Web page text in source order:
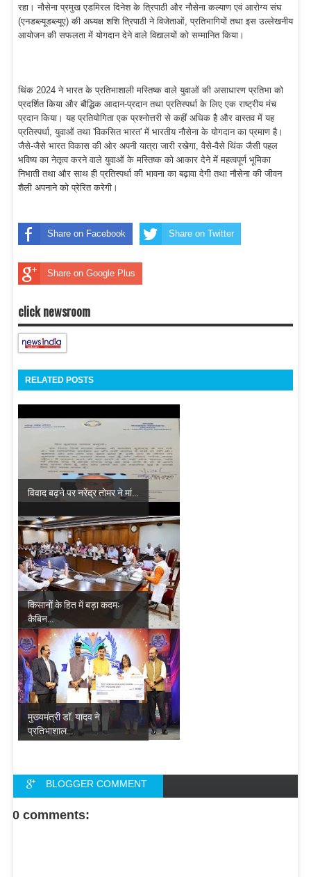
रहा। नौसेना प्रमुख एडमिरल दिनेश के त्रिपाठी और नौसेना कल्याण एवं आरोग्य संघ
(एनडब्ल्यूडब्ल्यूए) की अध्यक्ष शशि त्रिपाठी ने विजेताओं, प्रतिभागियों तथा इस उल्लेखनीय
आयोजन की सफलता में योगदान देने वाले विद्यालयों को सम्मानित किया।
थिंक 2024 ने भारत के प्रतिभाशाली मस्तिष्क वाले युवाओं की असाधारण प्रतिभा को
प्रदर्शित किया और बौद्धिक आदान-प्रदान तथा प्रतिस्पर्धा के लिए एक राष्ट्रीय मंच
प्रदान किया। यह प्रतियोगिता एक प्रश्नोत्तरी से कहीं अधिक है और वास्तव में यह
प्रतिस्पर्धा, युवाओं तथा 'विकसित भारत' में भारतीय नौसेना के योगदान का प्रमाण है।
जैसे-जैसे भारत विकास की ओर अपनी यात्रा जारी रखेगा, वैसे-वैसे थिंक जैसी पहल
भविष्य का नेतृत्व करने वाले युवाओं के मस्तिष्क को आकार देने में महत्वपूर्ण भूमिका
निभाती तथा और साथ ही प्रतिस्पर्धा की भावना का बढ़ावा देगी तथा नौसेना की जीवन
शैली अपनाने को प्रेरित करेगी।
Share on Facebook Share on Twitter
Share on Google Plus
click newsroom
RELATED POSTS
विवाद बढ़ने पर नरेंद्र तोमर ने मां...
किसानों के हित में बड़ा कदम:
कैबिन...
मुख्यमंत्री डॉ. यादव ने
प्रतिभाशाल...
BLOGGER COMMENT
FACEBOOK COMMENT
0 comments: